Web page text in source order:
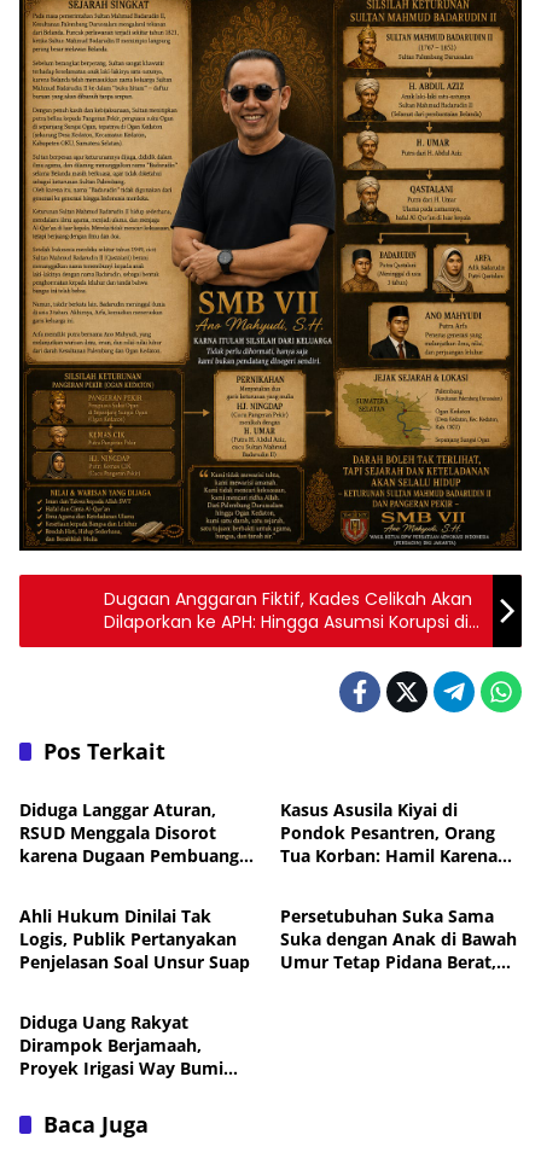
Dugaan Anggaran Fiktif, Kades Celikah Akan
Dilaporkan ke APH: Hingga Asumsi Korupsi di
Anggaran Ratusan Juta Rupiah
Pos Terkait
Hukum
Diduga Langgar Aturan,
RSUD Menggala Disorot
karena Dugaan Pembuangan
Kasus Asusila Kiyai di
Pondok Pesantren, Orang
Tua Korban: Hamil Karena
Hukum
Ahli Hukum Dinilai Tak
Logis, Publik Pertanyakan
Penjelasan Soal Unsur Suap
Hukum
Persetubuhan Suka Sama
Suka dengan Anak di Bawah
Umur Tetap Pidana Berat,
Daerah
Diduga Uang Rakyat
Dirampok Berjamaah,
Proyek Irigasi Way Bumi
Rp12,8 M Disorot Publik —
Kejati Turun, Tapi Bungkam!
Baca Juga